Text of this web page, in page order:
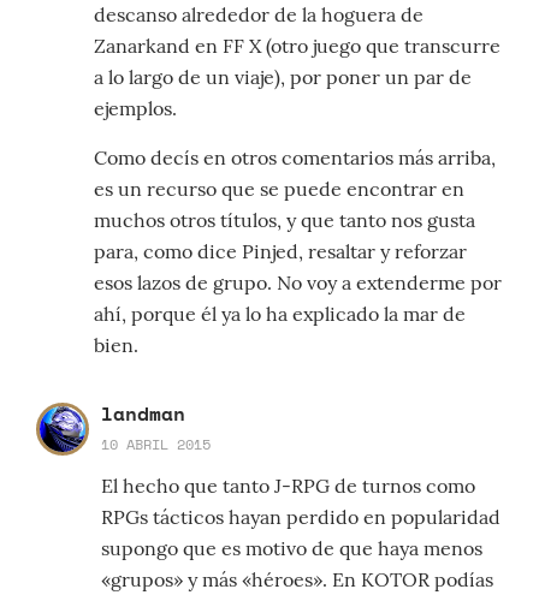
descanso alrededor de la hoguera de
Zanarkand en FF X (otro juego que transcurre
a lo largo de un viaje), por poner un par de
ejemplos.
Como decís en otros comentarios más arriba,
es un recurso que se puede encontrar en
muchos otros títulos, y que tanto nos gusta
para, como dice Pinjed, resaltar y reforzar
esos lazos de grupo. No voy a extenderme por
ahí, porque él ya lo ha explicado la mar de
bien.
landman
10 ABRIL 2015
El hecho que tanto J-RPG de turnos como
RPGs tácticos hayan perdido en popularidad
supongo que es motivo de que haya menos
«grupos» y más «héroes». En KOTOR podías